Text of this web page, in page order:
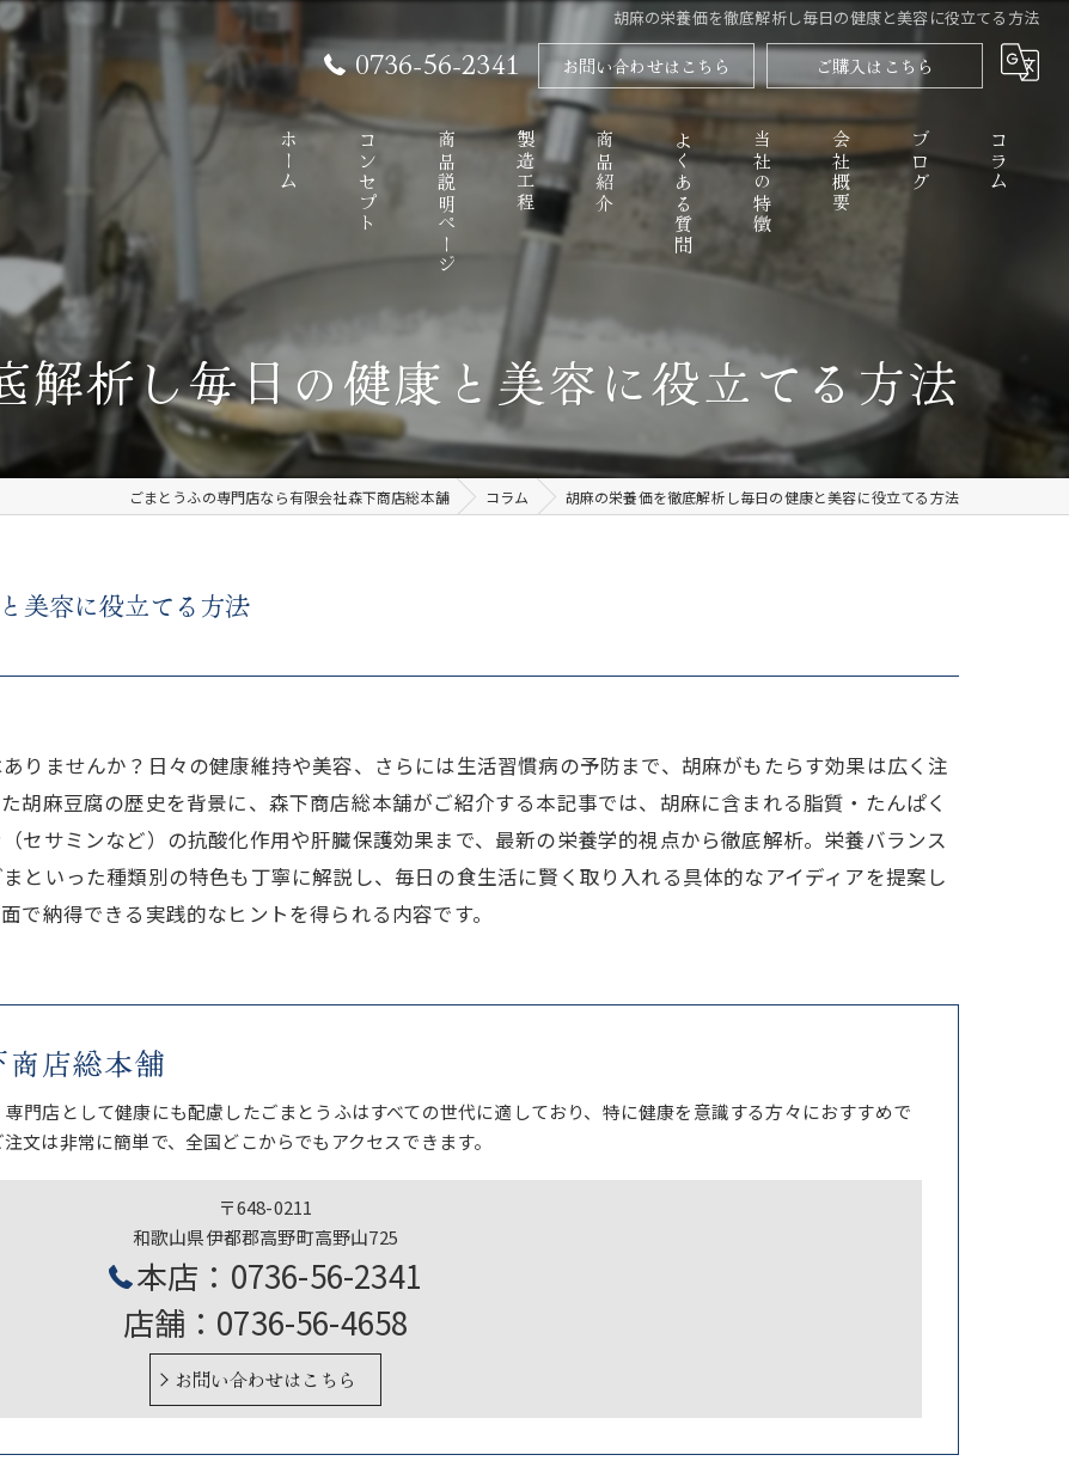
胡麻の栄養価を徹底解析し毎日の健康と美容に役立てる方法
0736-56-2341 お問い合わせはこちら ご購入はこちら
ホーム コンセプト 商品説明ページ 製造工程 商品紹介 よくある質問 当社の特徴
精進料理
なめらか
お取り寄せ
会社概要 ブログ コラム
解析し毎日の健康と美容に役立てる方法
ごまとうふの専門店なら有限会社森下商店総本舗 コラム 胡麻の栄養価を徹底解析し毎日の健康と美容に役立てる方法
美容に役立てる方法
りませんか？日々の健康維持や美容、さらには生活習慣病の予防まで、胡麻がもたらす効果は広く注
胡麻豆腐の歴史を背景に、森下商店総本舗がご紹介する本記事では、胡麻に含まれる脂質・たんぱく
セサミンなど）の抗酸化作用や肝臓保護効果まで、最新の栄養学的視点から徹底解析。栄養バランス
といった種類別の特色も丁寧に解説し、毎日の食生活に賢く取り入れる具体的なアイディアを提案し
で納得できる実践的なヒントを得られる内容です。
店総本舗
門店として健康にも配慮したごまとうふはすべての世代に適しており、特に健康を意識する方々におすすめで
文は非常に簡単で、全国どこからでもアクセスできます。
〒648-0211
和歌山県伊都郡高野町高野山725
本店：0736-56-2341
店舗：0736-56-4658
お問い合わせはこちら